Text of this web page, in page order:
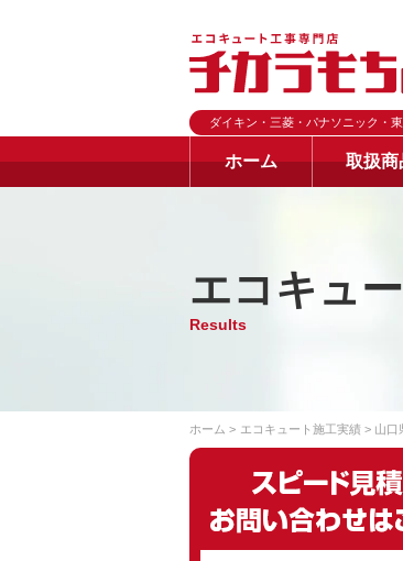
ダイキン・三菱・パナソニック・
ホーム 取扱商
エコキュ
Results
ホーム エコキュート施工実績 山口